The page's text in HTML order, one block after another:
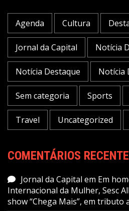
Agenda Cultura
Jornal da Capital Notícia
Notícia Destaque Notícia
Sem categoria Sports
Travel Uncategorized
COMENTÁRIOS
Jornal da Capital em Em
Internacional da Mulher, Sesc
show “Chega Mais”, em tributo